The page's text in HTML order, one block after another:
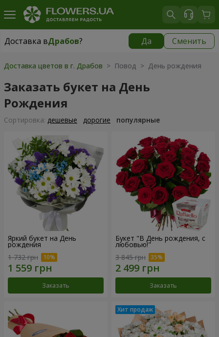
Доставка вДрабов? Да Сменить
Доставка вДрабов|
Доставка цветов в г. Драбов > Повод > День рождения
Заказать букет на День
Рождения
Cортировка: дешевые дорогие популярные
Яркий букет на День
рождения
1 732 грн
Заказать
Букет "В День рождения, с
любовью!"
3 845 грн
Заказать